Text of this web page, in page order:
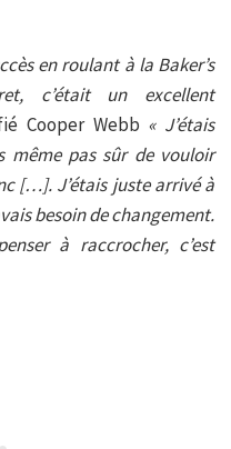
en roulant à la Baker’s
c’était un excellent
Cooper Webb « J’étais
même pas sûr de vouloir
[…]. J’étais juste arrivé à
besoin de changement.
à raccrocher, c’est